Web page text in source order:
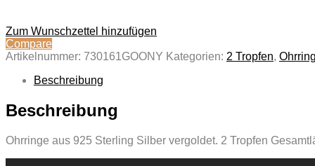
Zum Wunschzettel hinzufügen
Compare
Artikelnummer: 730161GOONY Kategorien: 2 Tropfen,
Beschreibung
Beschreibung
Ohrringe aus 925 Sterling Silber vergoldet. 2 Tropfen